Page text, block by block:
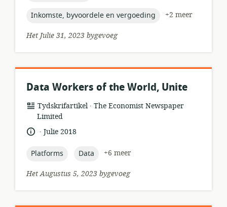
topic:
Inkomste, byvoordele en vergoeding
+2 meer
Het Julie 31, 2023 bygevoeg
Data Workers of the World, Unite
hulpbronformaat:
Tydskrifartikel .
uitgewer:
The Economist Newspaper
Limited
taal:.
datumJulie 2018
topic:
Platforms topic:
Data
+6 meer
Het Augustus 5, 2023 bygevoeg